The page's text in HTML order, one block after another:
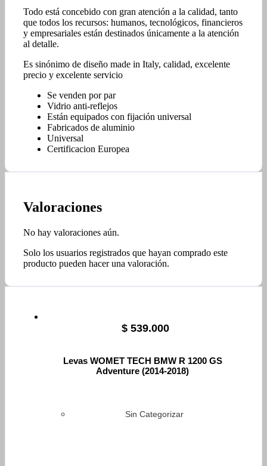
Todo está concebido con gran atención a la calidad, tanto
que todos los recursos: humanos, tecnológicos, financieros
y empresariales están destinados únicamente a la atención
al detalle.
Es sinónimo de diseño made in Italy, calidad, excelente
precio y excelente servicio
Se venden por par
Vidrio anti-reflejos
Están equipados con fijación universal
Fabricados de aluminio
Universal
Certificacion Europea
Valoraciones
No hay valoraciones aún.
Solo los usuarios registrados que hayan comprado este
producto pueden hacer una valoración.
$ 539.000
Levas WOMET TECH BMW R 1200 GS
Adventure (2014-2018)
Sin Categorizar